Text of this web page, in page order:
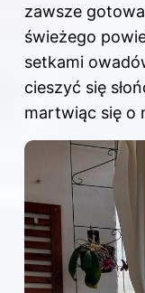
zawsze
świeżego
setkami
cieszyć się
martwiąc się o